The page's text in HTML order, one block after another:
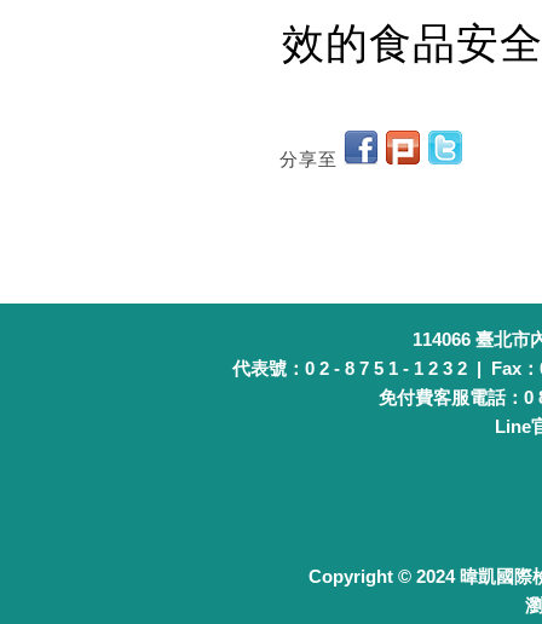
效的食品安
分享至
114066 臺北市
代表號：0 2 - 8 7 5 1 - 1 2 3 2 | Fax
免付費客服電話：0
Line
Copyright © 2024 暐凱國際